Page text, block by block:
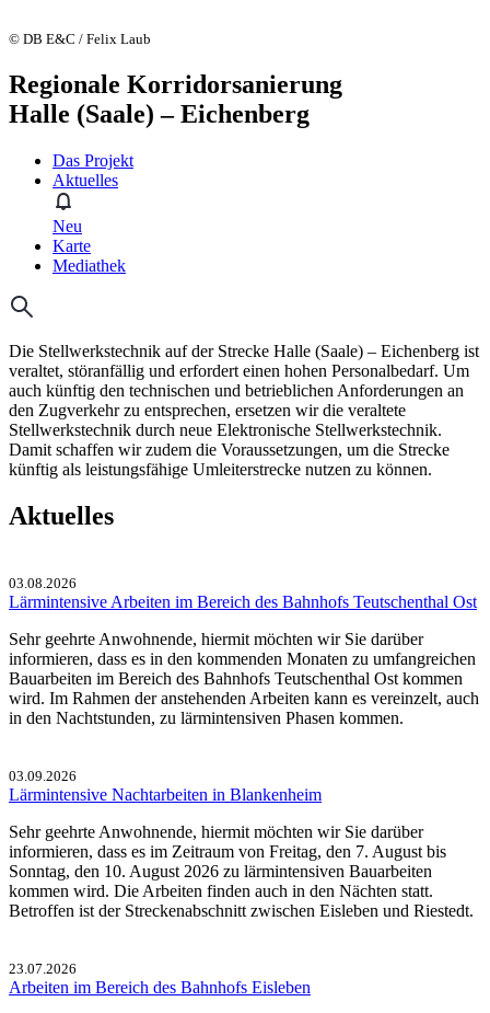
© DB E&C / Felix Laub
Regionale Korridorsanierung
Halle (Saale) – Eichenberg
Das Projekt
Aktuelles
Neu
Karte
Mediathek
Die Stellwerkstechnik auf der Strecke Halle (Saale) – Eichenberg ist
veraltet, störanfällig und erfordert einen hohen Personalbedarf. Um
auch künftig den technischen und betrieblichen Anforderungen an
den Zugverkehr zu entsprechen, ersetzen wir die veraltete
Stellwerkstechnik durch neue Elektronische Stellwerkstechnik.
Damit schaffen wir zudem die Voraussetzungen, um die Strecke
künftig als leistungsfähige Umleiterstrecke nutzen zu können.
Aktuelles
03.08.2026
Lärmintensive Arbeiten im Bereich des Bahnhofs Teutschenthal Ost
Sehr geehrte Anwohnende, hiermit möchten wir Sie darüber
informieren, dass es in den kommenden Monaten zu umfangreichen
Bauarbeiten im Bereich des Bahnhofs Teutschenthal Ost kommen
wird. Im Rahmen der anstehenden Arbeiten kann es vereinzelt, auch
in den Nachtstunden, zu lärmintensiven Phasen kommen.
03.09.2026
Lärmintensive Nachtarbeiten in Blankenheim
Sehr geehrte Anwohnende, hiermit möchten wir Sie darüber
informieren, dass es im Zeitraum von Freitag, den 7. August bis
Sonntag, den 10. August 2026 zu lärmintensiven Bauarbeiten
kommen wird. Die Arbeiten finden auch in den Nächten statt.
Betroffen ist der Streckenabschnitt zwischen Eisleben und Riestedt.
23.07.2026
Arbeiten im Bereich des Bahnhofs Eisleben